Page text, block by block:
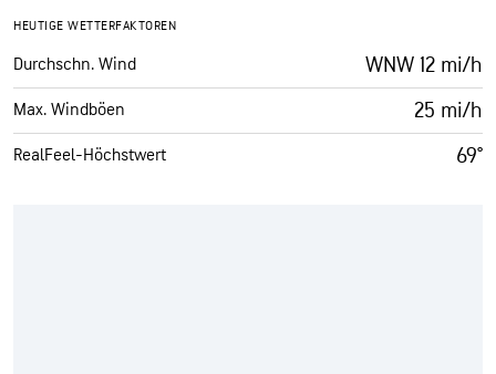
HEUTIGE WETTERFAKTOREN
Durchschn. Wind WNW 12 mi/h
Max. Windböen 25 mi/h
RealFeel-Höchstwert 69°